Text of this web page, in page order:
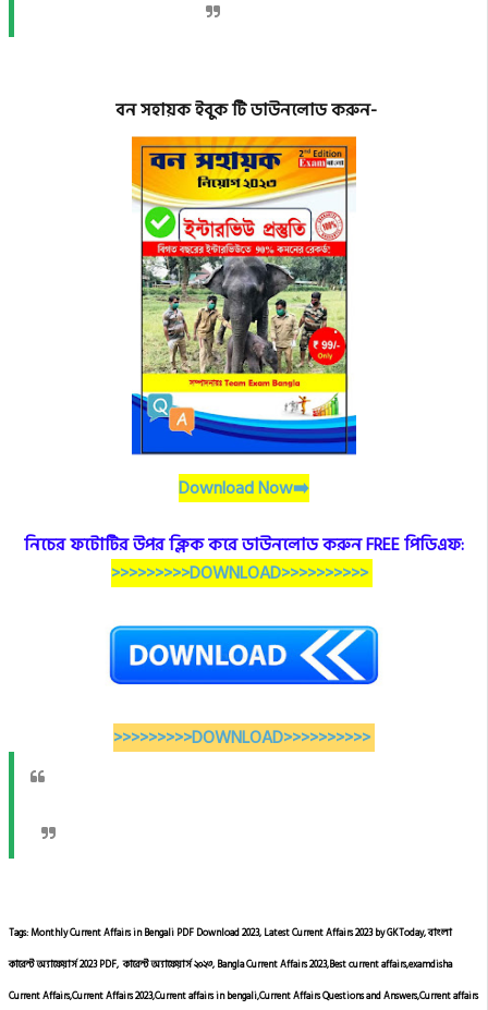
বন সহায়ক ইবুক টি ডাউনলোড করুন-
Download Now➡️
নিচের ফটোটির উপর ক্লিক করে ডাউনলোড করুন FREE পিডিএফ:
>>>>>>>>>DOWNLOAD>>>>>>>>>>
>>>>>>>>>DOWNLOAD>>>>>>>>>>
Tags: Monthly Current Affairs in Bengali PDF Download 2023, Latest Current Affairs 2023 by GKToday, বাংলা
কারেন্ট অ্যাফেয়ার্স 2023 PDF, কারেন্ট অ্যাফেয়ার্স ২০২৩, Bangla Current Affairs 2023,Best current affairs,examdisha
Current Affairs,Current Affairs 2023,Current affairs in bengali,Current Affairs Questions and Answers,Current affairs